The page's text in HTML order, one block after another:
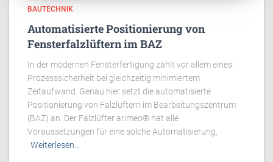
BAUTECHNIK
Automatisierte Positionierung von
Fensterfalzlüftern im BAZ
In der modernen Fensterfertigung zählt vor allem eines:
Prozesssicherheit bei gleichzeitig minimiertem
Zeitaufwand. Genau hier setzt die automatisierte
Positionierung von Falzlüftern im Bearbeitungszentrum
(BAZ) an. Der Falzlüfter arimeo® hat alle
Voraussetzungen für eine solche Automatisierung,
Weiterlesen…